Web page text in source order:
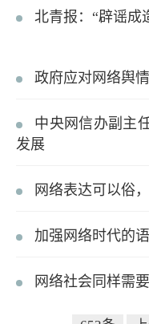
北青报：“辟谣成
政府应对网络舆
中央网信办副主
发展
网络表达可以俗
加强网络时代的
网络社会同样需